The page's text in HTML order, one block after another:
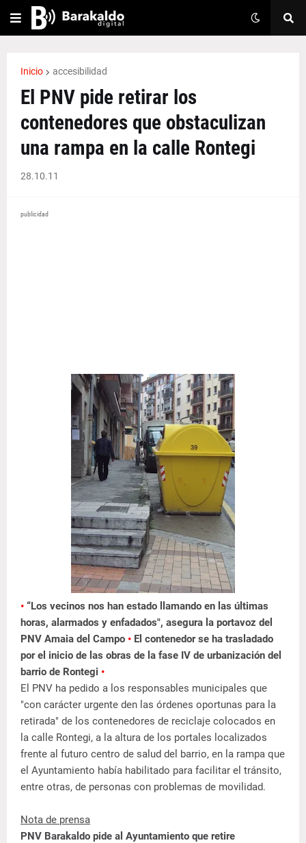
Inicio accesibilidad
El PNV pide retirar los
contenedores que obstaculizan
una rampa en la calle Rontegi
28.10.11
publicidad
• “Los vecinos nos han estado llamando en las últimas
horas, alarmados y enfadados", asegura la portavoz del
PNV Amaia del Campo • El contenedor se ha trasladado
por el inicio de las obras de la fase IV de urbanización del
barrio de Rontegi •
El PNV ha pedido a los responsables municipales que
"con carácter urgente den las órdenes oportunas para la
retirada" de los contenedores de reciclaje colocados en
la calle Rontegi, a la altura de los portales localizados
frente al futuro centro de salud del barrio, en la rampa que
el Ayuntamiento había habilitado para facilitar el tránsito,
entre otras, de personas con problemas de movilidad.
Nota de prensa
PNV Barakaldo pide al Ayuntamiento que retire